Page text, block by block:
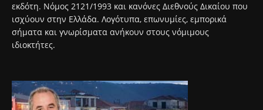
εκδότη. Νόμος 2121/1993 και κανόνες Διεθνούς Δικαίου που
ισχύουν στην Ελλάδα. Λογότυπα, επωνυμίες, εμπορικά
σήματα και γνωρίσματα ανήκουν στους νόμιμους
ιδιοκτήτες.